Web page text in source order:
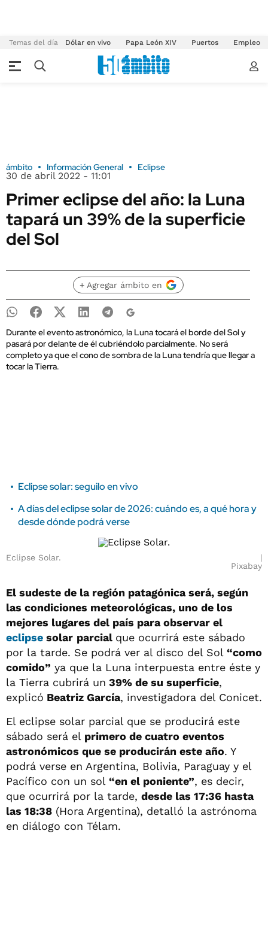
Temas del día Dólar en vivo Papa León XIV Puertos Empleo
ámbito Información General Eclipse
30 de abril 2022 - 11:01
Primer eclipse del año: la Luna
tapará un 39% de la superficie
del Sol
+ Agregar ámbito en
Durante el evento astronómico, la Luna tocará el borde del Sol y
pasará por delante de él cubriéndolo parcialmente. No será
completo ya que el cono de sombra de la Luna tendría que llegar a
tocar la Tierra.
Eclipse solar: seguilo en vivo
A días del eclipse solar de 2026: cuándo es, a qué hora y
desde dónde podrá verse
Eclipse Solar.
Pixabay
El sudeste de la región patagónica será, según
las condiciones meteorológicas, uno de los
mejores lugares del país para observar el
eclipse solar parcial que ocurrirá este sábado
por la tarde. Se podrá ver al disco del Sol “como
comido” ya que la Luna interpuesta entre éste y
la Tierra cubrirá un 39% de su superficie,
explicó Beatriz García, investigadora del Conicet.
El eclipse solar parcial que se producirá este
sábado será el primero de cuatro eventos
astronómicos que se producirán este año. Y
podrá verse en Argentina, Bolivia, Paraguay y el
Pacífico con un sol “en el poniente”, es decir,
que ocurrirá por la tarde, desde las 17:36 hasta
las 18:38 (Hora Argentina), detalló la astrónoma
en diálogo con Télam.